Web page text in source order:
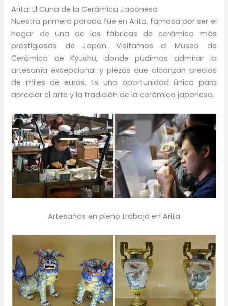
Arita: El Cuna de la Cerámica Japonesa
Nuestra primera parada fue en Arita, famosa por ser el
hogar de una de las fábricas de cerámica más
prestigiosas de Japón. Visitamos el Museo de
Cerámica de Kyushu, donde pudimos admirar la
artesanía excepcional y piezas que alcanzan precios
de miles de euros. Es una oportunidad única para
apreciar el arte y la tradición de la cerámica japonesa.
Artesanos en pleno trabajo en Arita